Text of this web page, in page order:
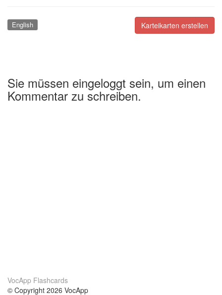
Karteikarten erstellen
English
Sie müssen eingeloggt sein, um einen
Kommentar zu schreiben.
VocApp Flashcards
© Copyright 2026 VocApp